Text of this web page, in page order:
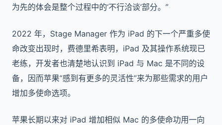
为先的体会是整个过程中的‘不行洽谈’部分。”
2022 年，Stage Manager 作为 iPad 的下一个严重多使
命改变出现时，费德里希表明，iPad 及其操作系统现已
老练，开发者也清楚地认识到 iPad 与 Mac 是不同的设
备，因而苹果“感到有更多的灵活性”来为那些需求的用户
增加多使命选项。
苹果长期以来对 iPad 增加相似 Mac 的多使命功用一向